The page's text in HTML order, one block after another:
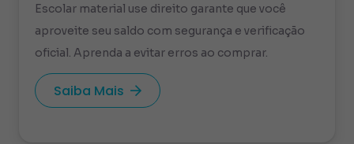
Escolar material use direito garante que você
aproveite seu saldo com segurança e verificação
oficial. Aprenda a evitar erros ao comprar.
Saiba Mais